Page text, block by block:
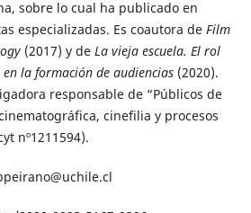
sobre lo cual ha publicado en
especializadas. Es coautora de Film
(2017) y de La vieja escuela. El rol
la formación de audiencias(2020).
responsable de “Públicos de
cinefilia y procesos
nº1211594).